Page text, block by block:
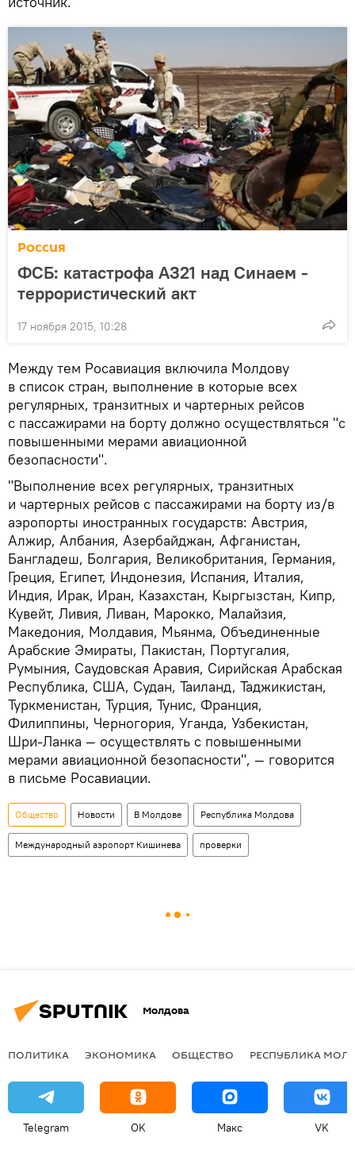
Россия
ФСБ: катастрофа А321 над Синаем -
террористический акт
17 ноября 2015, 10:28
Между тем Росавиация включила Молдову
в список стран, выполнение в которые всех
регулярных, транзитных и чартерных рейсов
с пассажирами на борту должно осуществляться "с
повышенными мерами авиационной
безопасности".
"Выполнение всех регулярных, транзитных
и чартерных рейсов с пассажирами на борту из/в
аэропорты иностранных государств: Австрия,
Алжир, Албания, Азербайджан, Афганистан,
Бангладеш, Болгария, Великобритания, Германия,
Греция, Египет, Индонезия, Испания, Италия,
Индия, Ирак, Иран, Казахстан, Кыргызстан, Кипр,
Кувейт, Ливия, Ливан, Марокко, Малайзия,
Македония, Молдавия, Мьянма, Объединенные
Арабские Эмираты, Пакистан, Португалия,
Румыния, Саудовская Аравия, Сирийская Арабская
Республика, США, Судан, Таиланд, Таджикистан,
Туркменистан, Турция, Тунис, Франция,
Филиппины, Черногория, Уганда, Узбекистан,
Шри-Ланка — осуществлять с повышенными
мерами авиационной безопасности", — говорится
в письме Росавиации.
Общество Новости В Молдове Республика Молдова
Международный аэропорт Кишинева проверки
Молдова
ПОЛИТИКА ЭКОНОМИКА ОБЩЕСТВО РЕСПУБЛИКА
Telegram OK Макс VK